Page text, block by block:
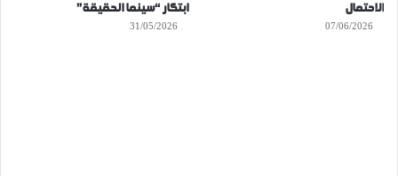
الاحتمال
07/06/2026
ابتكار “سينما الحقيقة”
31/05/2026